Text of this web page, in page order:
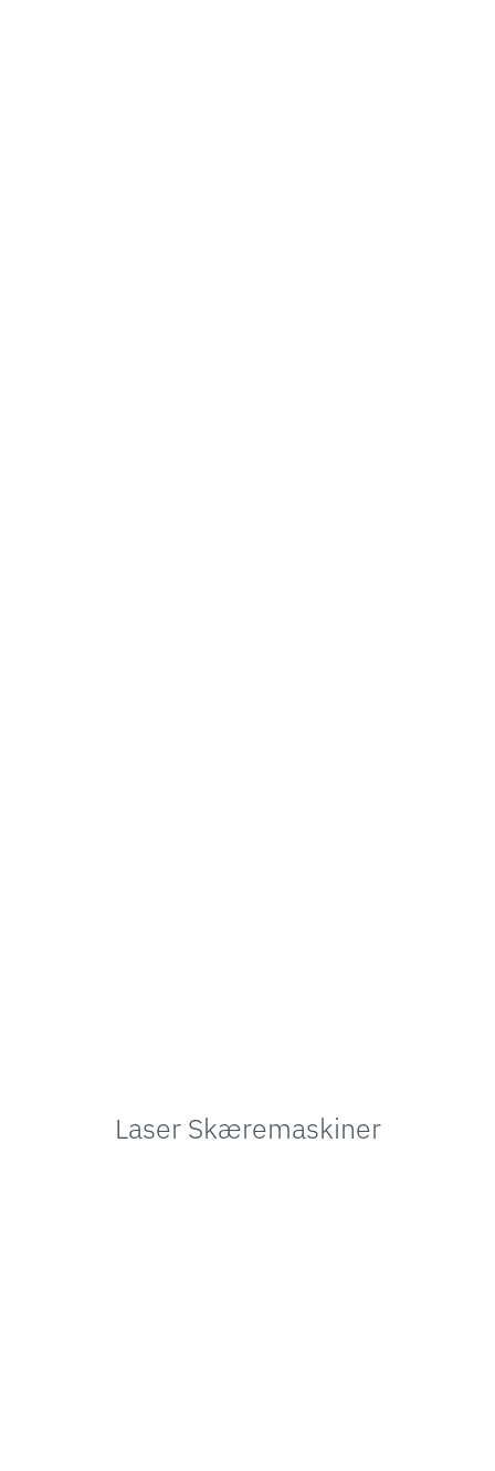
Laser Skæremaskiner